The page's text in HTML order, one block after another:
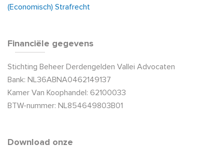
(Economisch) Strafrecht
Financiële gegevens
Stichting Beheer Derdengelden Vallei Advocaten
Bank: NL36ABNA0462149137
Kamer Van Koophandel: 62100033
BTW-nummer: NL854649803B01
Download onze